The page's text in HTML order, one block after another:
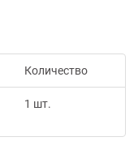
Количество
1 шт.